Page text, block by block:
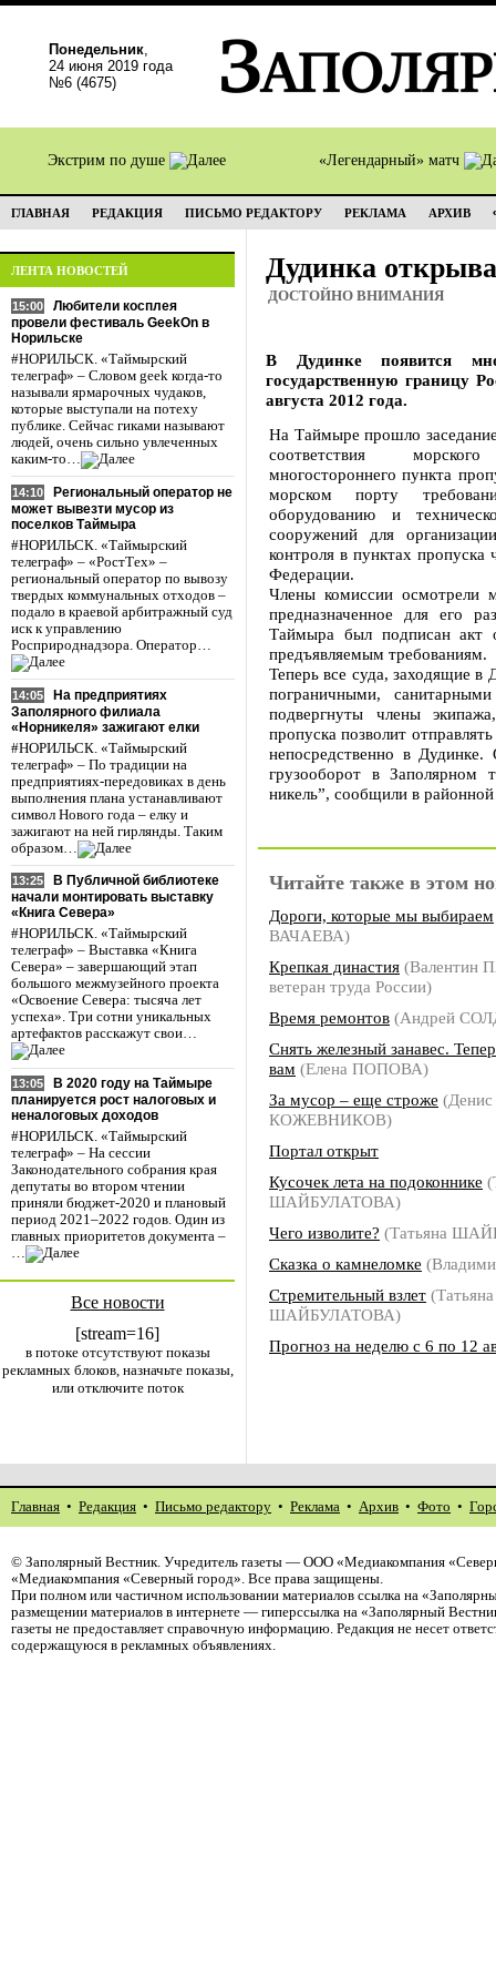
Понедельник,
24 июня 2019 года
№6 (4675)
Экстрим по душе «Легендарный» матч
ГЛАВНАЯ РЕДАКЦИЯ ПИСЬМО РЕДАКТОРУ РЕКЛАМА АРХИВ
ЛЕНТА НОВОСТЕЙ
15:00
Любители косплея
провели фестиваль GeekOn в
Норильске
#НОРИЛЬСК. «Таймырский
телеграф» – Словом geek когда-то
называли ярмарочных чудаков,
которые выступали на потеху
публике. Сейчас гиками называют
людей, очень сильно увлеченных
каким-то…
14:10
Региональный оператор не
может вывезти мусор из
поселков Таймыра
#НОРИЛЬСК. «Таймырский
телеграф» – «РостТех» –
региональный оператор по вывозу
твердых коммунальных отходов –
подало в краевой арбитражный суд
иск к управлению
Росприроднадзора. Оператор…
14:05
На предприятиях
Заполярного филиала
«Норникеля» зажигают елки
#НОРИЛЬСК. «Таймырский
телеграф» – По традиции на
предприятиях-передовиках в день
выполнения плана устанавливают
символ Нового года – елку и
зажигают на ней гирлянды. Таким
образом…
13:25
В Публичной библиотеке
начали монтировать выставку
«Книга Севера»
#НОРИЛЬСК. «Таймырский
телеграф» – Выставка «Книга
Севера» – завершающий этап
большого межмузейного проекта
«Освоение Севера: тысяча лет
успеха». Три сотни уникальных
артефактов расскажут свои…
13:05
В 2020 году на Таймыре
планируется рост налоговых и
неналоговых доходов
#НОРИЛЬСК. «Таймырский
телеграф» – На сессии
Законодательного собрания края
депутаты во втором чтении
приняли бюджет-2020 и плановый
период 2021–2022 годов. Один из
главных приоритетов документа –
…
Все новости
[stream=16]
в потоке отсутствуют показы
рекламных блоков, назначьте показы,
или отключите поток
Дудинка
ДОСТОЙНО ВНИМАНИЯ
В Дудинке появится
государственную границу
августа 2012 года.
На Таймыре прошло
соответствия
многостороннего пункта
морском порту
оборудованию и
сооружений для
контроля в пунктах пропуска
Федерации.
Члены комиссии осмотрели
предназначенное для его
Таймыра был подписан акт
предъявляемым требованиям.
Теперь все суда, заходящие в
пограничными,
подвергнуты члены
пропуска позволит
непосредственно в Дудинке.
грузооборот в Заполярном
никель”, сообщили в
Читайте также в этом
Дороги, которые мы выбираем
ВАЧАЕВА)
Крепкая династия (Валентин
ветеран труда России)
Время ремонтов (Андрей
Снять железный занавес.
вам (Елена ПОПОВА)
За мусор – еще строже (Денис
КОЖЕВНИКОВ)
Портал открыт
Кусочек лета на подоконнике
ШАЙБУЛАТОВА)
Чего изволите? (Татьяна
Сказка о камнеломке
Стремительный взлет (Татьяна
ШАЙБУЛАТОВА)
Прогноз на неделю с 6 по 12
Главная • Редакция • Письмо редактору • Реклама • Архив • Фото •
© Заполярный Вестник. Учредитель газеты — ООО «Медиакомпания
«Медиакомпания «Северный город». Все права защищены.
При полном или частичном использовании материалов ссылка на
размещении материалов в интернете — гиперссылка на «Заполярный
газеты не предоставляет справочную информацию. Редакция не несет
содержащуюся в рекламных объявлениях.